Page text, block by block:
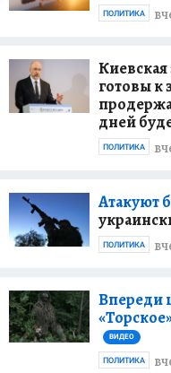
ПОЛИТИКА
Киевская
готовы к
дней
ПОЛИТИКА
Атакуют
ПОЛИТИКА
Впереди
ВИДЕО
ПОЛИТИКА